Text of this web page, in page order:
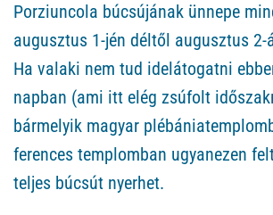
Porziuncola búcsújának ünnepe
augusztus 1-jén déltől augusztus
Ha valaki nem tud idelátogatni
napban (ami itt elég zsúfolt
bármelyik magyar
ferences templomban ugyanezen
teljes búcsút nyerhet.